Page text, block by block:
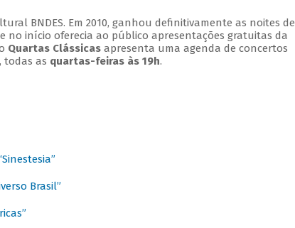
BNDES. Em 2010, ganhou definitivamente as noites de
no início oferecia ao público apresentações gratuitas da
Quartas Clássicasapresenta uma agenda de concertos
todas as quartas-feiras às 19h.
Brasil”